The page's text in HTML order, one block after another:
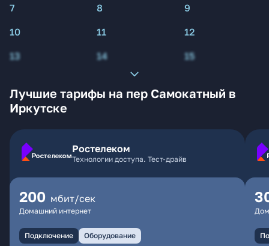
7
8
9
10
11
12
13
14 15
Лучшие тарифы на пер Самокатный в
Иркутске
Ростелеком
Технологии доступа. Тест-драйв
200 мбит/сек
Домашний интернет
Подключение Оборудование